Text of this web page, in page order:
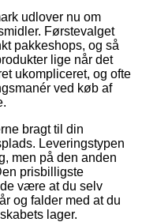
udlover nu om
Førstevalget
pakkeshops, og så
lige når det
ukompliceret, og ofte
ved køb af
bragt til din
Leveringstypen
men på den anden
prisbilligste
være at du selv
og falder med at du
lager.